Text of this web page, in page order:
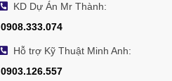
KD Dự Án Mr Thành:
0908.333.074
Hỗ trợ Kỹ Thuật Minh Anh:
0903.126.557